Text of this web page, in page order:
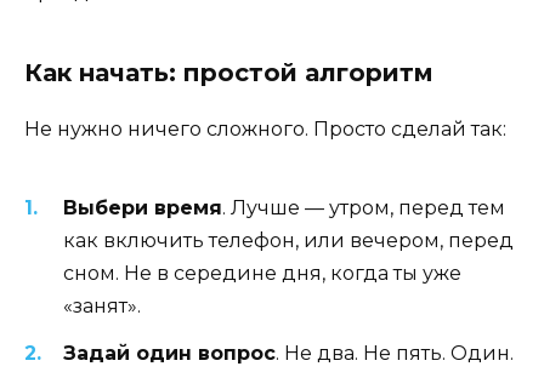
Как начать: простой алгоритм
Не нужно ничего сложного. Просто сделай так:
Выбери время. Лучше — утром, перед тем
как включить телефон, или вечером, перед
сном. Не в середине дня, когда ты уже
«занят».
Задай один вопрос. Не два. Не пять. Один.